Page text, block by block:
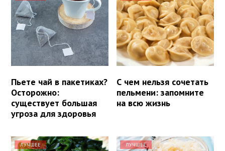
Пьете чай в пакетиках?
Осторожно:
существует большая
угроза для здоровья
С чем нельзя сочетать
пельмени: запомните
на всю жизнь
ЛУЧШЕЕ ЛУЧШЕЕ